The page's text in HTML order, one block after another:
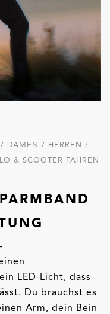
/ DAMEN / HERREN /
& SCOOTER FAHREN
LED-Licht, dass
Du brauchst es
Arm, dein Bein